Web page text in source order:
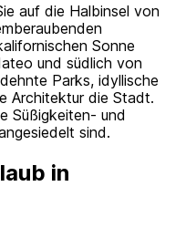
auf die Halbinsel von
Sonne
und südlich von
Parks, idyllische
Architektur die Stadt.
Süßigkeiten- und
sind.
in